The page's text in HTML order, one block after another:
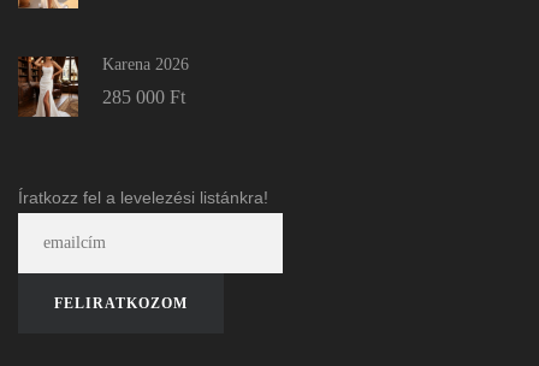
Karena 2026
285 000 Ft
Íratkozz fel a levelezési listánkra!